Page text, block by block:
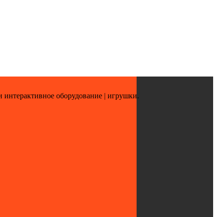
оборудование | игрушки.